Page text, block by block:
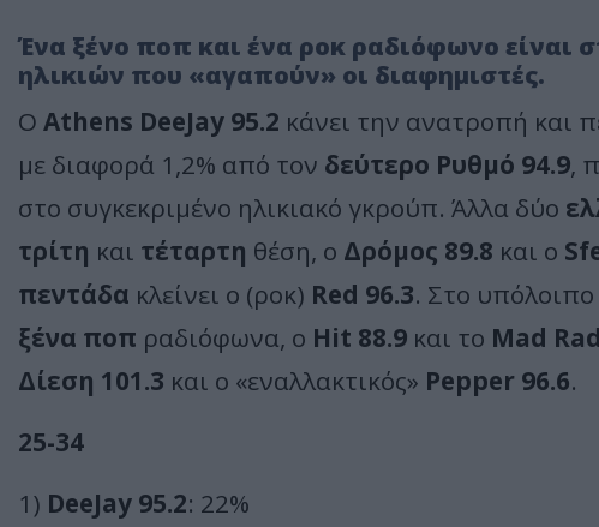
Ένα ξένο ποπ και ένα ροκ ραδιόφωνο
ηλικιών που «αγαπούν» οι διαφημιστές.
Ο Athens DeeJay 95.2 κάνει την ανατροπή και
με διαφορά 1,2% από τον δεύτερο Ρυθμό 94.9,
στο συγκεκριμένο ηλικιακό γκρούπ. Άλλα δύο
τρίτη και τέταρτη θέση, ο Δρόμος 89.8 και ο
πεντάδα κλείνει ο (ροκ) Red 96.3. Στο υπόλοιπο
ξένα ποπ ραδιόφωνα, ο Hit 88.9 και το Mad
Δίεση 101.3 και ο «εναλλακτικός» Pepper 96.6.
25-34
1) DeeJay 95.2: 22%